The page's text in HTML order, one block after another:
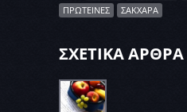
ΠΡΩΤΕΙΝΕΣ
ΣΑΚΧΑΡΑ
ΣΧΕΤΙΚΑ ΑΡΘΡΑ